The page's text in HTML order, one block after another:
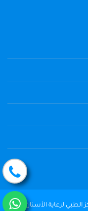
جميع الحقوق محفوظة © 2004 - 2026 المركز الطبي لرعاية الأسنان The